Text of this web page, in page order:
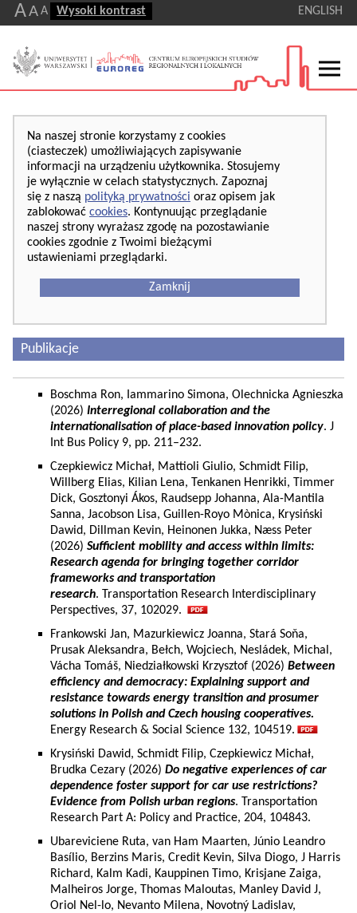
AA A Wysoki kontrast ENGLISH
Na naszej stronie korzystamy z cookies
(ciasteczek) umożliwiających zapisywanie
informacji na urządzeniu użytkownika. Stosujemy
je wyłącznie w celach statystycznych. Zapoznaj
się z naszą polityką prywatności oraz opisem jak
zablokować cookies. Kontynuując przeglądanie
naszej strony wyrażasz zgodę na pozostawianie
cookies zgodnie z Twoimi bieżącymi
ustawieniami przeglądarki.
Zamknij
Publikacje
Boschma Ron, Iammarino Simona, Olechnicka Agnieszka
(2026) Interregional collaboration and the
internationalisation of place-based innovation policy. J
Int Bus Policy 9, pp. 211–232.
Czepkiewicz Michał, Mattioli Giulio, Schmidt Filip,
Willberg Elias, Kilian Lena, Tenkanen Henrikki, Timmer
Dick, Gosztonyi Ákos, Raudsepp Johanna, Ala-Mantila
Sanna, Jacobson Lisa, Guillen-Royo Mònica, Krysiński
Dawid, Dillman Kevin, Heinonen Jukka, Næss Peter
(2026) Sufficient mobility and access within limits:
Research agenda for bringing together corridor
frameworks and transportation
research. Transportation Research Interdisciplinary
Perspectives, 37, 102029.
Frankowski Jan, Mazurkiewicz Joanna, Stará Soňa,
Prusak Aleksandra, Bełch, Wojciech, Nesládek, Michal,
Vácha Tomáš, Niedziałkowski Krzysztof (2026) Between
efficiency and democracy: Explaining support and
resistance towards energy transition and prosumer
solutions in Polish and Czech housing cooperatives.
Energy Research & Social Science 132, 104519.
Krysiński Dawid, Schmidt Filip, Czepkiewicz Michał,
Brudka Cezary (2026) Do negative experiences of car
dependence foster support for car use restrictions?
Evidence from Polish urban regions. Transportation
Research Part A: Policy and Practice, 204, 104843.
Ubareviciene Ruta, van Ham Maarten, Júnio Leandro
Basílio, Berzins Maris, Credit Kevin, Silva Diogo, J Harris
Richard, Kalm Kadi, Kauppinen Timo, Krisjane Zaiga,
Malheiros Jorge, Thomas Maloutas, Manley David J,
Oriol Nel-lo, Nevanto Milena, Novotný Ladislav,